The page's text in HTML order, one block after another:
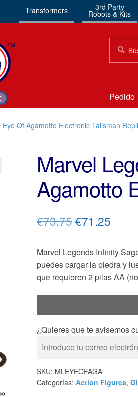
Transformers 3rd Party
Robots & Kits
Pedido
Of Agamotto Electronic Talisman
Marvel
Agamotto
€73.75El
original
era:
€73.75.
€71.25El
es:
Marvel Legends Infinity
puedes cargar la piedra y
que requieren 2 pilas AA
¿Quieres que te avisemos
SKU: MLEYEOFAGA
Categorías: Action Figures,